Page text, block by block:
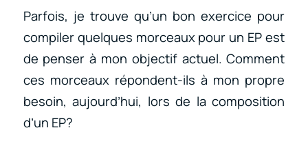
Parfois, je trouve qu’un bon exercice pour
compiler quelques morceaux pour un EP est
de penser à mon objectif actuel. Comment
ces morceaux répondent-ils à mon propre
besoin, aujourd’hui, lors de la composition
d’un EP?